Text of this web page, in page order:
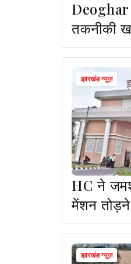
Deoghar
तकनीकी खामियां,
परमिट
झारखंड न्यूज़
HC ने
मेंशन
लिया?
झारखंड न्यूज़